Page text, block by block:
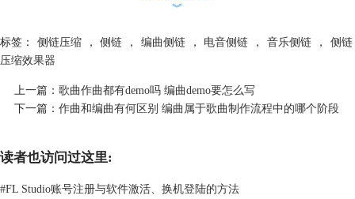
启动FL Studio，打开通道机架，单击底部【+】，在下拉菜单选择需要的
音源，如Kick底鼓和bass。
2. 制作和弦
︾
标签： 侧链压缩 ， 侧链 ， 编曲侧链 ， 电音侧链 ， 音乐侧链 ，
侧链
压缩效果器
上一篇： 歌曲作曲都有demo吗 编曲demo要怎么写
下一篇： 作曲和编曲有何区别 编曲属于歌曲制作流程中的哪个阶段
读者也访问过这里:
#FL Studio账号注册与软件激活、换机登陆的方法